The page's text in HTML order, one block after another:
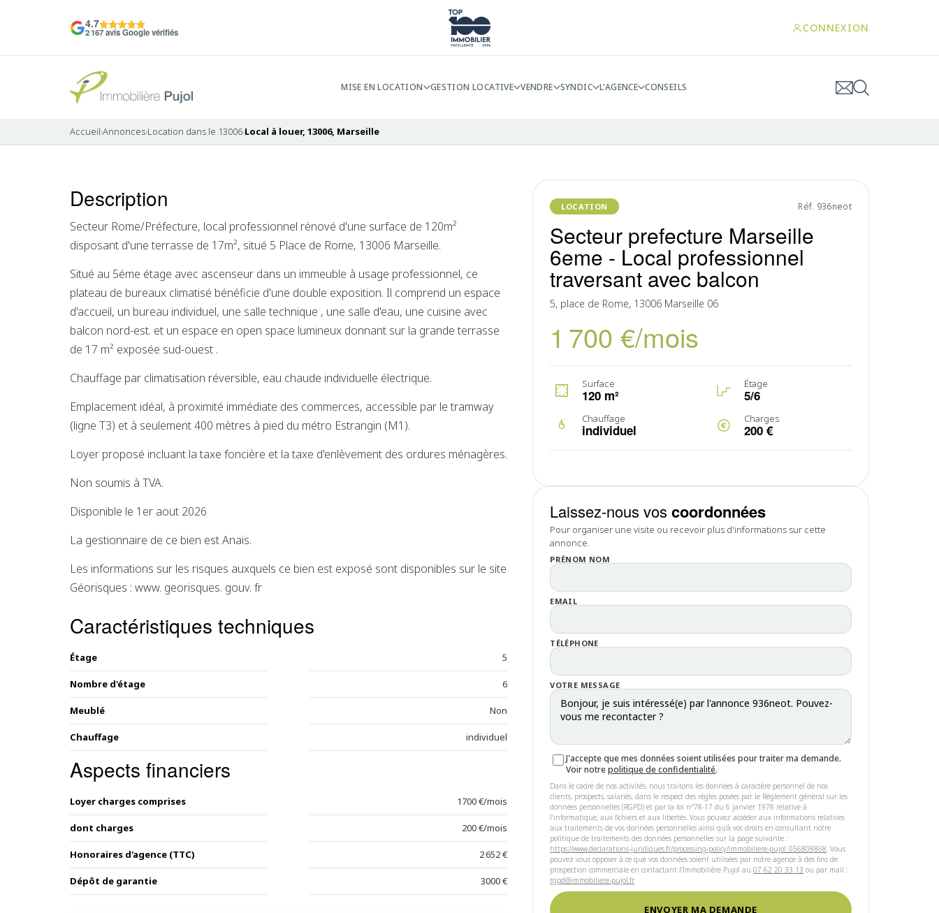
4.7
2 167 avis Google vérifiés CONNEXION
MISE EN LOCATION GESTION LOCATIVE VENDRE SYNDIC L'AGENCE CONSEILS
Accueil›Annonces›Location dans le 13006›Local à louer, 13006, Marseille
LOCATION Réf. 936neot
Secteur prefecture Marseille
6eme - Local professionnel
traversant avec balcon
5, place de Rome, 13006 Marseille 06
1 700 €/mois
Surface
120 m²
Étage
5/6
Chauffage
individuel
Charges
200 €
Laissez-nous voscoordonnées
Pour organiser une visite ou recevoir plus d'informations sur cette
annonce.
PRÉNOM NOM
EMAIL
TÉLÉPHONE
VOTRE MESSAGE
J'accepte que mes données soient utilisées pour traiter ma demande.
Voir notrepolitique de confidentialité.
Dans le cadre de nos activités, nous traitons les données à caractère personnel de nos
clients, prospects, salariés, dans le respect des règles posées par le Règlement général sur les
données personnelles (RGPD) et par la loi n°78-17 du 6 janvier 1978 relative à
l'informatique, aux fichiers et aux libertés. Vous pouvez accéder aux informations relatives
aux traitements de vos données personnelles ainsi qu'à vos droits en consultant notre
politique de traitements des données personnelles sur la page suivante :
https://www.declarations-juridiques.fr/processing-policy/immobiliere-pujol_056808868. Vous
pouvez vous opposer à ce que vos données soient utilisées par notre agence à des fins de
prospection commerciale en contactant l'Immobilière Pujol au07 62 20 33 13 ou par mail :
rgpd@immobiliere-pujol.fr
ENVOYER MA DEMANDE
Description
Secteur Rome/Préfecture, local professionnel rénové d'une surface de 120m²
disposant d'une terrasse de 17m², situé 5 Place de Rome, 13006 Marseille.
Situé au 5éme étage avec ascenseur dans un immeuble à usage professionnel, ce
plateau de bureaux climatisé bénéficie d'une double exposition. Il comprend un espace
d'accueil, un bureau individuel, une salle technique , une salle d'eau, une cuisine avec
balcon nord-est. et un espace en open space lumineux donnant sur la grande terrasse
de 17 m² exposée sud-ouest .
Chauffage par climatisation réversible, eau chaude individuelle électrique.
Emplacement idéal, à proximité immédiate des commerces, accessible par le tramway
(ligne T3) et à seulement 400 mètres à pied du métro Estrangin (M1).
Loyer proposé incluant la taxe foncière et la taxe d'enlèvement des ordures ménagères.
Non soumis à TVA.
Disponible le 1er aout 2026
La gestionnaire de ce bien est Anaïs.
Les informations sur les risques auxquels ce bien est exposé sont disponibles sur le site
Géorisques : www. georisques. gouv. fr
Caractéristiques techniques
Étage 5
Nombre d'étage 6
Meublé Non
Chauffage individuel
Aspects financiers
Loyer charges comprises 1700 €/mois
dont charges 200 €/mois
Honoraires d'agence (TTC) 2 652 €
Dépôt de garantie 3000 €